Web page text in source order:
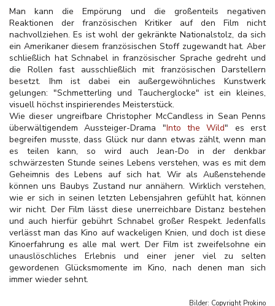
Man kann die Empörung und die großenteils negativen
Reaktionen der französischen Kritiker auf den Film nicht
nachvollziehen. Es ist wohl der gekränkte Nationalstolz, da sich
ein Amerikaner diesem französischen Stoff zugewandt hat. Aber
schließlich hat Schnabel in französischer Sprache gedreht und
die Rollen fast ausschließlich mit französischen Darstellern
besetzt. Ihm ist dabei ein außergewöhnliches Kunstwerk
gelungen: "Schmetterling und Taucherglocke" ist ein kleines,
visuell höchst inspirierendes Meisterstück.
Wie dieser ungreifbare Christopher McCandless in Sean Penns
überwältigendem Aussteiger-Drama "Into the Wild" es erst
begreifen musste, dass Glück nur dann etwas zählt, wenn man
es teilen kann, so wird auch Jean-Do in der denkbar
schwärzesten Stunde seines Lebens verstehen, was es mit dem
Geheimnis des Lebens auf sich hat. Wir als Außenstehende
können uns Baubys Zustand nur annähern. Wirklich verstehen,
wie er sich in seinen letzten Lebensjahren gefühlt hat, können
wir nicht. Der Film lässt diese unerreichbare Distanz bestehen
und auch hierfür gebührt Schnabel großer Respekt. Jedenfalls
verlässt man das Kino auf wackeligen Knien, und doch ist diese
Kinoerfahrung es alle mal wert. Der Film ist zweifelsohne ein
unauslöschliches Erlebnis und einer jener viel zu selten
gewordenen Glücksmomente im Kino, nach denen man sich
immer wieder sehnt.
Bilder: Copyright Prokino